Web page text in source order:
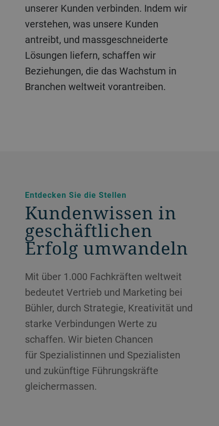
unserer Kunden verbinden. Indem wir
verstehen, was unsere Kunden
antreibt, und massgeschneiderte
Lösungen liefern, schaffen wir
Beziehungen, die das Wachstum in
Branchen weltweit vorantreiben.
Entdecken Sie die Stellen
Kundenwissen in
geschäftlichen
Erfolg umwandeln
Mit über 1.000 Fachkräften weltweit
bedeutet Vertrieb und Marketing bei
Bühler, durch Strategie, Kreativität und
starke Verbindungen Werte zu
schaffen. Wir bieten Chancen
für Spezialistinnen und Spezialisten
und zukünftige Führungskräfte
gleichermassen.